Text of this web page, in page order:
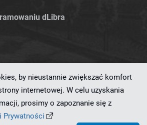
dLibra
oprogramowaniu
by nieustannie zwiększać komfort
internetowej. W celu uzyskania
prosimy o zapoznanie się z
Prywatności